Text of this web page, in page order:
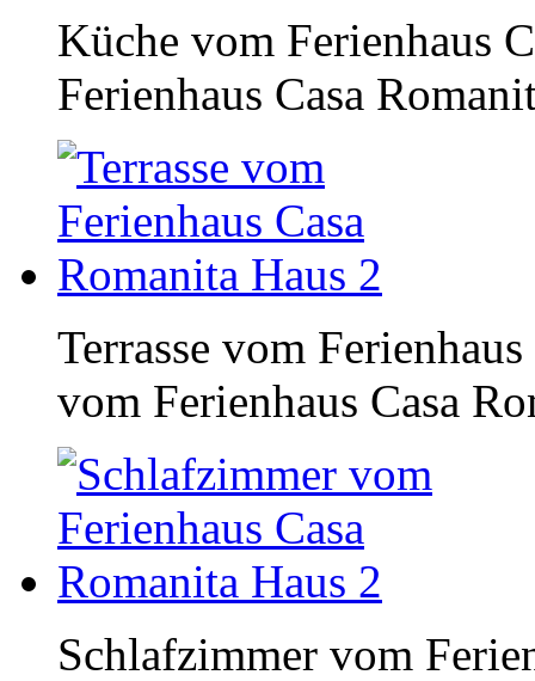
Küche vom Ferienhaus
Ferienhaus Casa
Terrasse vom
vom Ferienhaus Casa
Schlafzimmer vom